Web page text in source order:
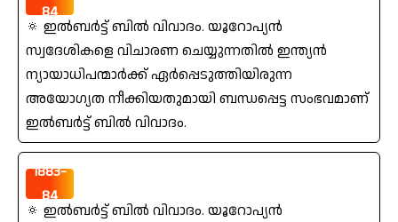
84
🔅 ഇല്‍ബര്‍ട്ട്‌ ബില്‍ വിവാദം. യൂറോപ്യന്‍
സ്വദേശികളെ വിചാരണ ചെയ്യുന്നതില്‍ ഇന്ത്യന്‍
ന്യായാധിപന്മാര്‍ക്ക്‌ ഏര്‍പ്പെടുത്തിയിരുന്ന
അയോഗ്യത നീക്കിയതുമായി ബന്ധപ്പെട്ട സംഭവമാണ്‌
ഇല്‍ബര്‍ട്ട്‌ ബില്‍ വിവാദം.
1883-
84
🔅 ഇല്‍ബര്‍ട്ട്‌ ബില്‍ വിവാദം. യൂറോപ്യന്‍